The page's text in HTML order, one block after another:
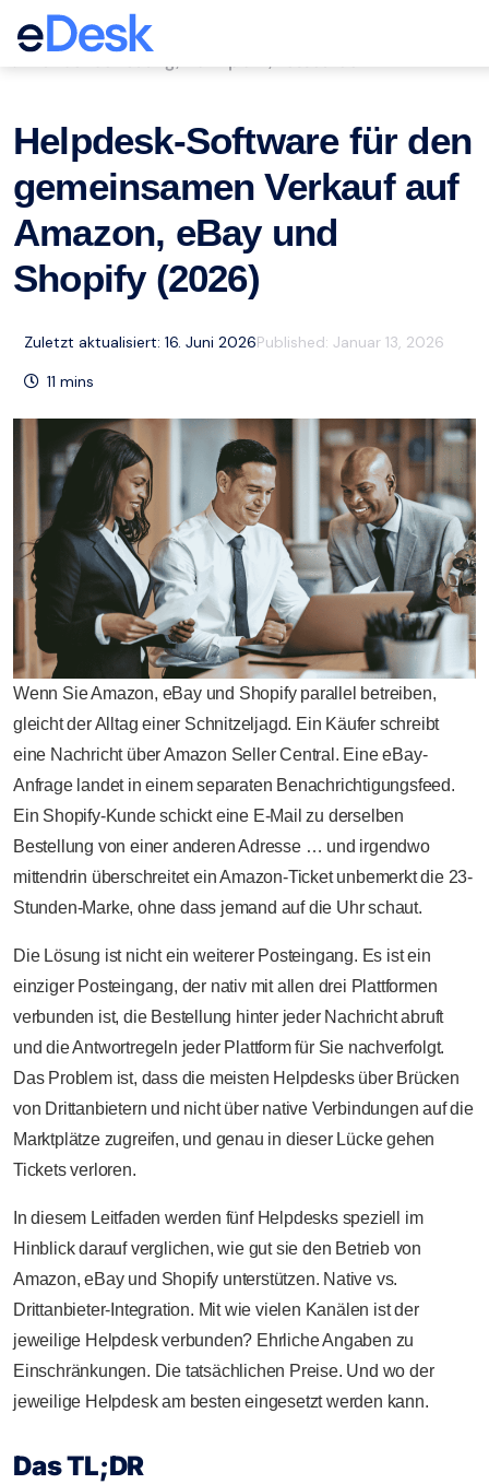
eCommerce Support Central
Helpdesk-Software für den
gemeinsamen Verkauf auf
Amazon, eBay und
Shopify (2026)
Zuletzt aktualisiert: 16. Juni 2026Published: Januar 13, 2026
11 mins
Wenn Sie Amazon, eBay und Shopify parallel betreiben,
gleicht der Alltag einer Schnitzeljagd. Ein Käufer schreibt
eine Nachricht über Amazon Seller Central. Eine eBay-
Anfrage landet in einem separaten Benachrichtigungsfeed.
Ein Shopify-Kunde schickt eine E-Mail zu derselben
Bestellung von einer anderen Adresse … und irgendwo
mittendrin überschreitet ein Amazon-Ticket unbemerkt die 23-
Stunden-Marke, ohne dass jemand auf die Uhr schaut.
Die Lösung ist nicht ein weiterer Posteingang. Es ist ein
einziger Posteingang, der nativ mit allen drei Plattformen
verbunden ist, die Bestellung hinter jeder Nachricht abruft
und die Antwortregeln jeder Plattform für Sie nachverfolgt.
Das Problem ist, dass die meisten Helpdesks über Brücken
von Drittanbietern und nicht über native Verbindungen auf die
Marktplätze zugreifen, und genau in dieser Lücke gehen
Tickets verloren.
In diesem Leitfaden werden fünf Helpdesks speziell im
Hinblick darauf verglichen, wie gut sie den Betrieb von
Amazon, eBay und Shopify unterstützen. Native vs.
Drittanbieter-Integration. Mit wie vielen Kanälen ist der
jeweilige Helpdesk verbunden? Ehrliche Angaben zu
Einschränkungen. Die tatsächlichen Preise. Und wo der
jeweilige Helpdesk am besten eingesetzt werden kann.
Das TL;DR